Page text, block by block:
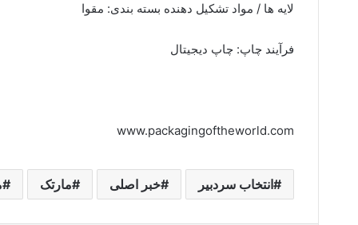
لایه ها / مواد تشکیل دهنده بسته بندی: مقوا
فرآیند چاپ: چاپ دیجیتال
www.packagingoftheworld.com
انتخاب سردبیر خبر اصلی مارتک